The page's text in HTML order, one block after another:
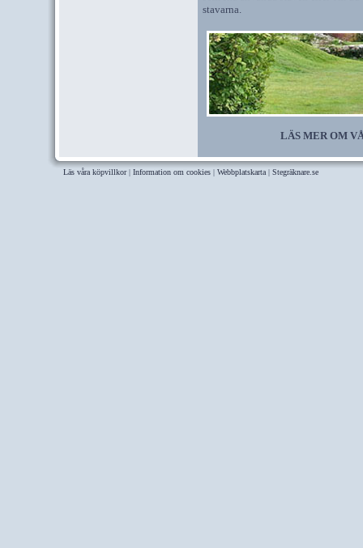
stavarna.
LÄS MER OM
Läs våra köpvillkor| Information om cookies | Webbplatskarta | Stegräknare.se